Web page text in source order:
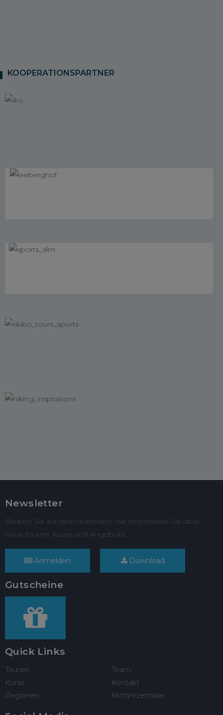
KOOPERATIONSPARTNER
Newsletter
Bleiben Sie auf dem laufenden. Wir informieren Sie über
neue Touren, Kurse und Angebote.
Anmelden Download
Gutscheine
Quick Links
Touren
Kurse
Regionen
Team
Kontakt
Mitfahrzentrale